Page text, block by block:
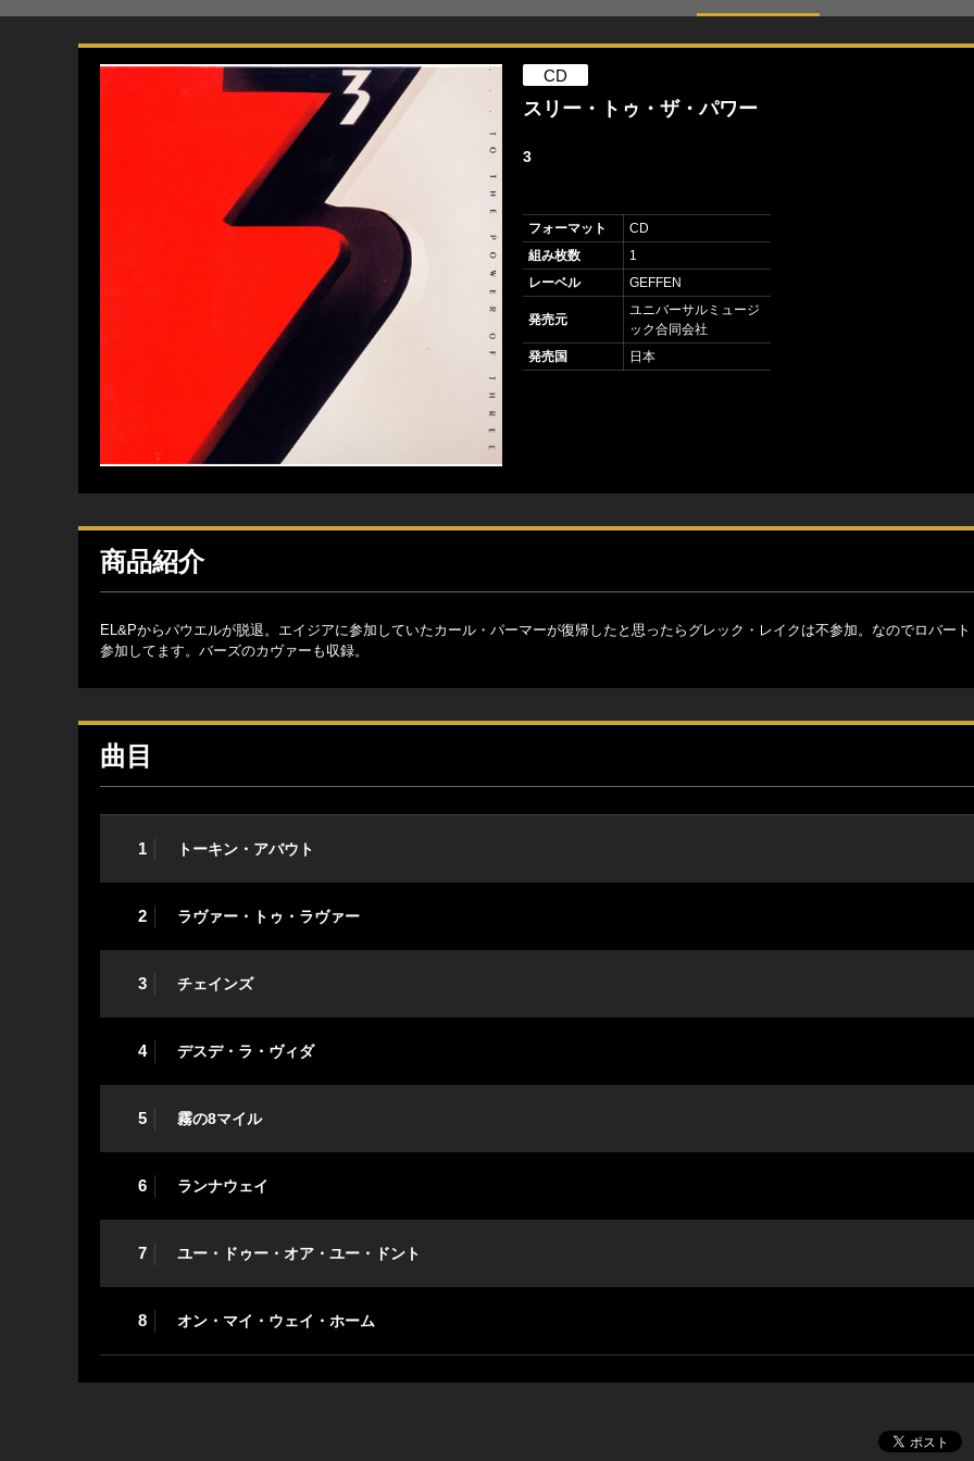
CD
スリー・トゥ・ザ・パワー
3
フォーマット
CD
組み枚数
1
レーベル
GEFFEN
発売元
ユニバーサルミュージ
ック合同会社
発売国
日本
商品紹介
EL&Pからパウエルが脱退。エイジアに参加していたカール・パーマーが復帰したと思ったらグレック・レイクは不参加。なのでロバー
参加してます。バーズのカヴァーも収録。
曲目
1 トーキン・アバウト
2 ラヴァー・トゥ・ラヴァー
3 チェインズ
4 デスデ・ラ・ヴィダ
5 霧の8マイル
6 ランナウェイ
7 ユー・ドゥー・オア・ユー・ドント
8 オン・マイ・ウェイ・ホーム